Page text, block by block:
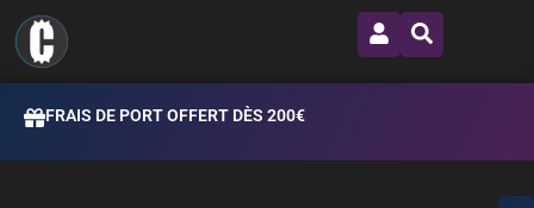
FRAIS DE PORT OFFERT DÈS 200€